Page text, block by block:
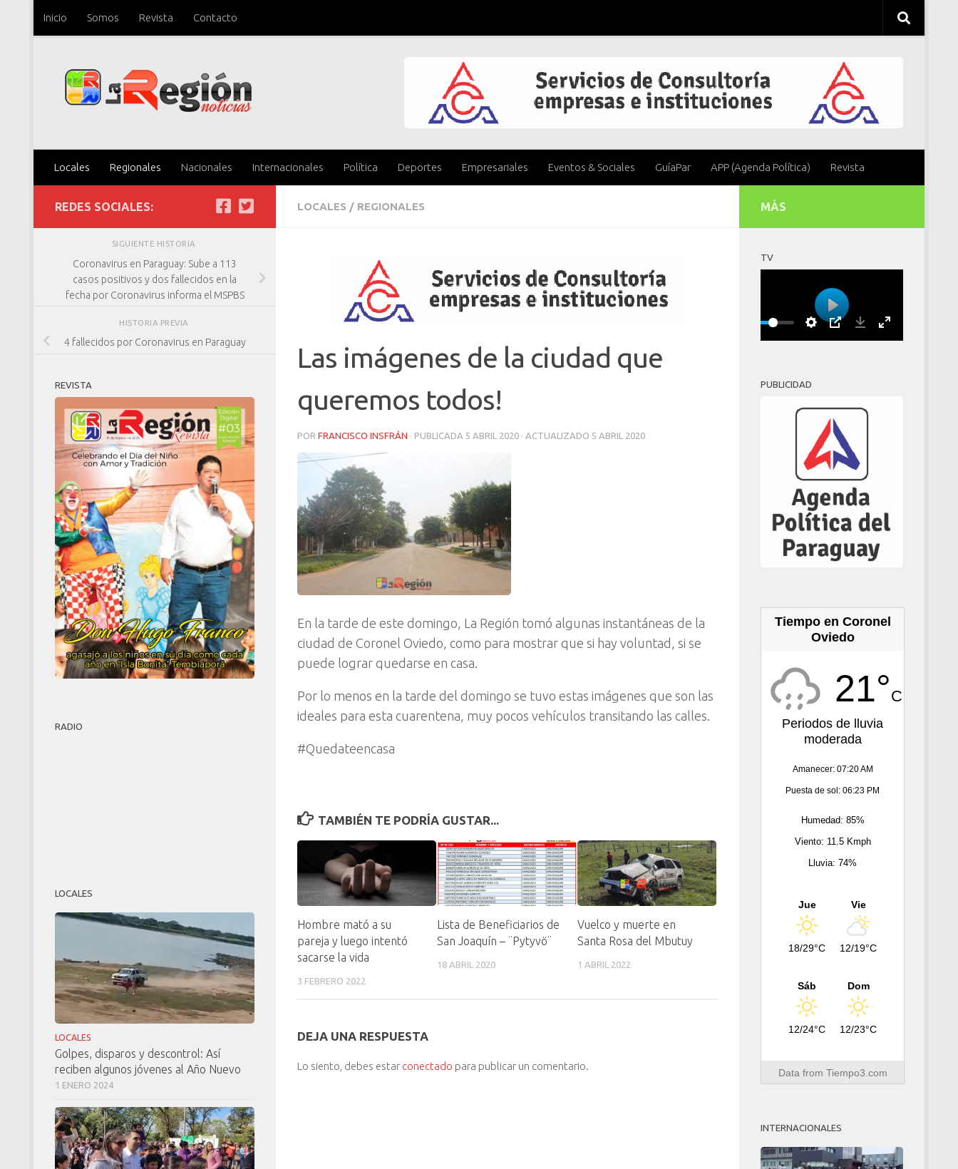
Saltar al contenido
Inicio Somos Revista Contacto
Locales Regionales Nacionales Internacionales Política Deportes Empresariales Eventos & Sociales GuíaPar APP (Agenda Política) Revista
LOCALES / REGIONALES
Las imágenes de la ciudad que
queremos todos!
POR FRANCISCO INSFRÁN · PUBLICADA 5 ABRIL 2020 · ACTUALIZADO 5 ABRIL 2020
En la tarde de este domingo, La Región tomó algunas instantáneas de la
ciudad de Coronel Oviedo, como para mostrar que si hay voluntad, si se
puede lograr quedarse en casa.
Por lo menos en la tarde del domingo se tuvo estas imágenes que son las
ideales para esta cuarentena, muy pocos vehículos transitando las calles.
#Quedateencasa
TAMBIÉN TE PODRÍA GUSTAR...
Hombre mató a su
pareja y luego intentó
sacarse la vida
3 FEBRERO 2022
Lista de Beneficiarios de
San Joaquín – ¨Pytyvö¨
18 ABRIL 2020
Vuelco y muerte en
Santa Rosa del Mbutuy
1 ABRIL 2022
DEJA UNA RESPUESTA
Lo siento, debes estar conectado para publicar un comentario.
REDES SOCIALES:
SIGUIENTE HISTORIA
Coronavirus en Paraguay: Sube a 113
casos positivos y dos fallecidos en la
fecha por Coronavirus informa el MSPBS
HISTORIA PREVIA
4 fallecidos por Coronavirus en Paraguay
REVISTA
RADIO
LOCALES
LOCALES
Golpes, disparos y descontrol: Así
reciben algunos jóvenes al Año Nuevo
1 ENERO 2024
MÁS
TV
Play
PUBLICIDAD
Tiempo en Coronel
Oviedo
21°C
Periodos de lluvia
moderada
Amanecer: 07:20 AM
Puesta de sol: 06:23 PM
Humedad: 85%
Viento: 11.5 Kmph
Lluvia: 74%
Jue
18/29°C
Vie
12/19°C
Sáb
12/24°C
Dom
12/23°C
Data from Tiempo3.com
INTERNACIONALES